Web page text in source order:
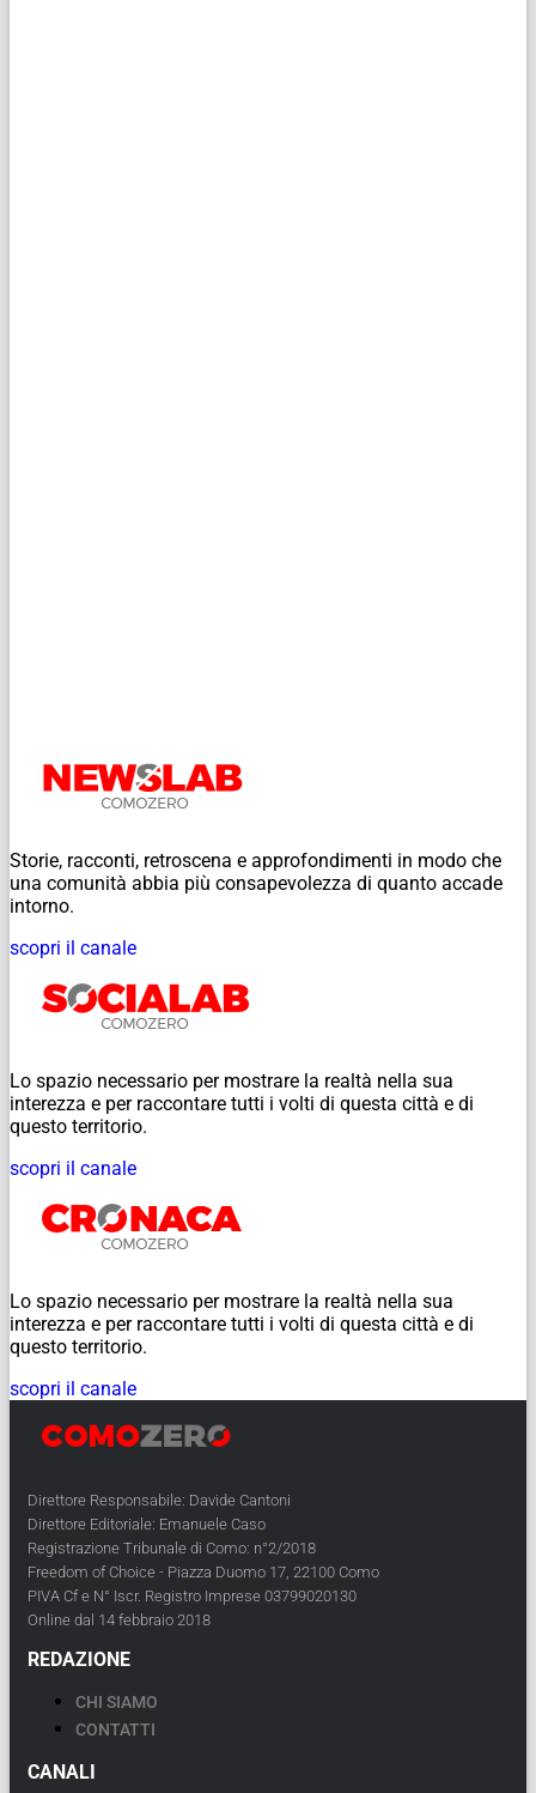
Storie, racconti, retroscena e approfondimenti in modo che
una comunità abbia più consapevolezza di quanto accade
intorno.
scopri il canale
Lo spazio necessario per mostrare la realtà nella sua
interezza e per raccontare tutti i volti di questa città e di
questo territorio.
scopri il canale
Lo spazio necessario per mostrare la realtà nella sua
interezza e per raccontare tutti i volti di questa città e di
questo territorio.
scopri il canale
Direttore Responsabile: Davide Cantoni
Direttore Editoriale: Emanuele Caso
Registrazione Tribunale di Como: n°2/2018
Freedom of Choice - Piazza Duomo 17, 22100 Como
PIVA Cf e N° Iscr. Registro Imprese 03799020130
Online dal 14 febbraio 2018
REDAZIONE
CHI SIAMO
CONTATTI
CANALI